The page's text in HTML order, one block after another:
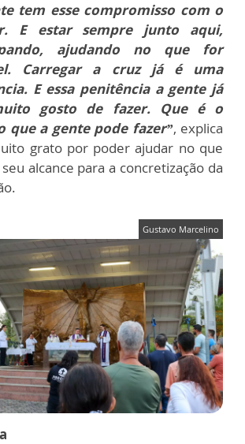
tem esse compromisso com o
E estar sempre junto aqui,
ajudando no que for
Carregar a cruz já é uma
E essa penitência a gente já
gosto de fazer. Que é o
que a gente pode fazer”, explica
grato por poder ajudar no que
alcance para a concretização da
Gustavo Marcelino